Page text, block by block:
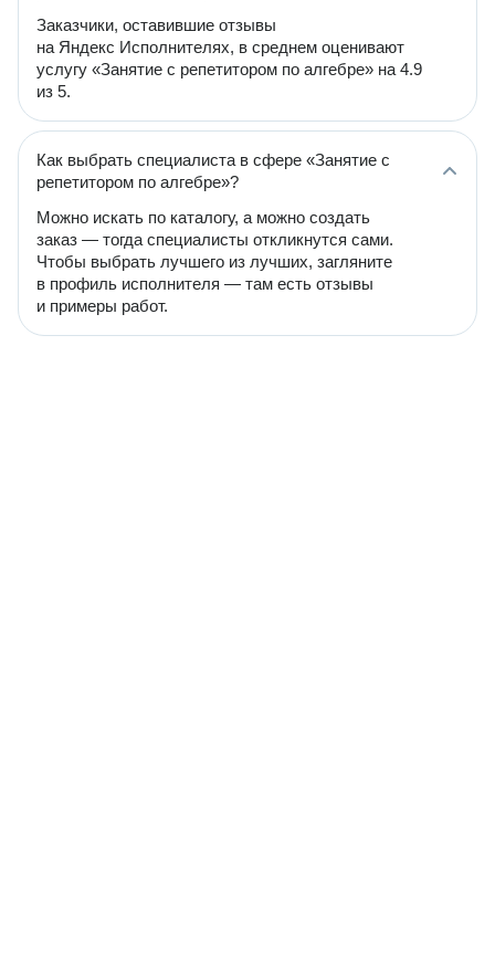
Заказчики, оставившие отзывы
на Яндекс Исполнителях, в среднем оценивают
услугу «Занятие с репетитором по алгебре» на 4.9
из 5.
Как выбрать специалиста в сфере «Занятие с
репетитором по алгебре»?
Можно искать по каталогу, а можно создать
заказ — тогда специалисты откликнутся сами.
Чтобы выбрать лучшего из лучших, загляните
в профиль исполнителя — там есть отзывы
и примеры работ.